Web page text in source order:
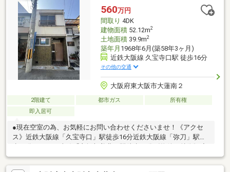
560万円
間取り 4DK
建物面積52.12m2
土地面積39.9m2
築年月 1968年6月(築58年3ヶ月)
近鉄大阪線 久宝寺口駅 徒歩16分
その他の交通
大阪府東大阪市大蓮南２
2階建て 都市ガス
所有権
即入居可
●現在空室の為、お気軽にお問い合わせくださいませ！《アクセ
ス》近鉄大阪線「久宝寺口」駅徒歩16分近鉄大阪線「弥刀」駅徒
歩17分おおさか東線「衣摺加美北」駅徒歩19分《物件の特徴》◆
前面道路幅員約6.7m◆間取：4DKタイプ◆構造：木道瓦葺2階建
て◆室内大変丁寧にお使いです◆小屋根裏収納がございます《周